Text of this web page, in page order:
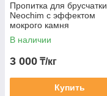
Пропитка для брусчатки
Neochim с эффектом
мокрого камня
В наличии
3 000 ₸/кг
Купить